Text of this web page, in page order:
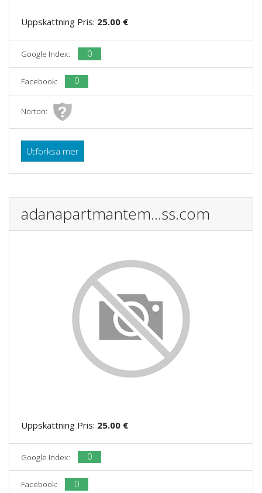
Uppskattning Pris: 25.00 €
Google Index: 0
Facebook: 0
Norton:
Utforksa mer
adanapartmantem...ss.com
Uppskattning Pris: 25.00 €
Google Index: 0
Facebook: 0